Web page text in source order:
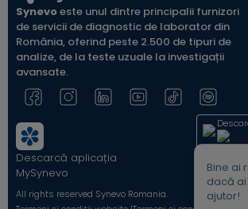
Synevoeste unul dintre principalii furnizori
de servicii de diagnostic de laborator din
România, oferind peste 2.500 de tipuri de
analize, de la teste uzuale la investigații
avansate.
Descarcă aplicația
MySynevo
All rights reserved Synevo Romania.
Bine ai
dacă
ajutor!